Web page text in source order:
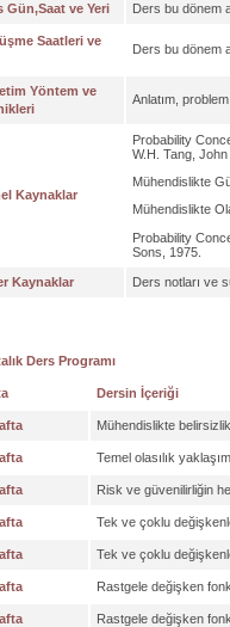
Gün,Saat ve Yeri Ders bu dönem
Saatleri ve
Ders bu dönem
Yöntem ve
Anlatım,
Kaynaklar
Probability
W.H. Tang,
Mühendislikte
Mühendislikte
Probability
Sons, 1975.
Kaynaklar Ders notları ve
Ders Programı
Dersin İçeriği
Mühendislikte
Temel olasılık
Risk ve güvenilirliğin
Tek ve çoklu
Tek ve çoklu
Rastgele değişken
Rastgele değişken